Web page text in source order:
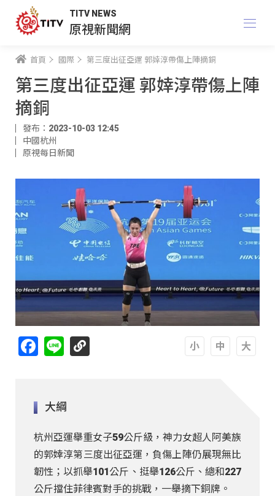
TITV NEWS
原視新聞網
首頁 國際 第三度出征亞運 郭婞淳帶傷上陣摘銅
第三度出征亞運 郭婞淳帶傷上陣
摘銅
發布：2023-10-03 12:45
中國杭州
原視每日新聞
Facebook
Line
大綱
杭州亞運舉重女子59公斤級，神力女超人阿美族
的郭婞淳第三度出征亞運，負傷上陣仍展現無比
韌性；以抓舉101公斤、挺舉126公斤、總和227
公斤擋住菲律賓對手的挑戰，一舉摘下銅牌。